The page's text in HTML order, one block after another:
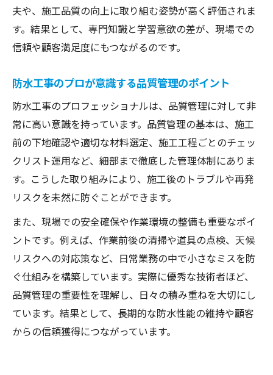
夫や、施工品質の向上に取り組む姿勢が高く評価されま
す。結果として、専門知識と学習意欲の差が、現場での
信頼や顧客満足度にもつながるのです。
防水工事のプロが意識する品質管理のポイント
防水工事のプロフェッショナルは、品質管理に対して非
常に高い意識を持っています。品質管理の基本は、施工
前の下地確認や適切な材料選定、施工工程ごとのチェッ
クリスト運用など、細部まで徹底した管理体制にありま
す。こうした取り組みにより、施工後のトラブルや再発
リスクを未然に防ぐことができます。
また、現場での安全確保や作業環境の整備も重要なポイ
ントです。例えば、作業前後の清掃や道具の点検、天候
リスクへの対応策など、日常業務の中で小さなミスを防
ぐ仕組みを構築しています。実際に優秀な技術者ほど、
品質管理の重要性を理解し、日々の積み重ねを大切にし
ています。結果として、長期的な防水性能の維持や顧客
からの信頼獲得につながっています。